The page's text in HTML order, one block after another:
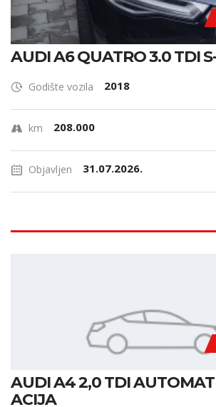
AUDI A6 QUATRO 3.0 TDI
Godište vozila 2018
km 208.000
Objavljen 31.07.2026.
AUDI A4 2,0 TDI
ACIJA